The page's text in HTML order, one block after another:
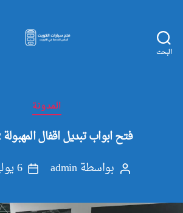
البحث
الكويت
التصنيفاتالمدونة
فتح ابواب تبديل اقفال المهبولة 60606642
كاتببواسطةadmin
تاريخ
6 يوليو، 2024